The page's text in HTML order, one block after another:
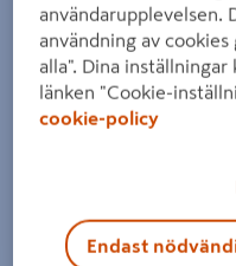
användarupplevelsen.
användning av
alla". Dina inställningar
länken "Cookie-
cookie-policy
Endast